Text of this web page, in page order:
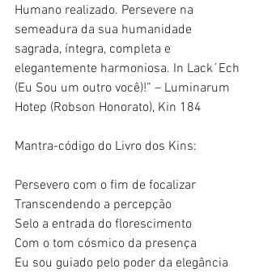
Humano realizado. Persevere na
semeadura da sua humanidade
sagrada, íntegra, completa e
elegantemente harmoniosa. In Lack´Ech
(Eu Sou um outro você)!” – Luminarum
Hotep (Robson Honorato), Kin 184
Mantra-código do Livro dos Kins:
Persevero com o fim de focalizar
Transcendendo a percepção
Selo a entrada do florescimento
Com o tom cósmico da presença
Eu sou guiado pelo poder da elegância